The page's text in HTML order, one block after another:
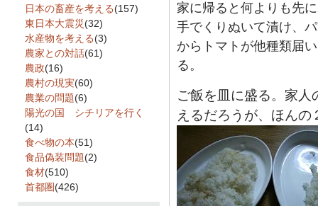
家に帰ると何よりも先
手でくりぬいて漬け、
からトマトが他種類届
る。
ご飯を皿に盛る。家
えるだろうが、ほんの
日本の畜産を考える(157)
東日本大震災(32)
水産物を考える(3)
農家との対話(61)
農政(16)
農村の現実(60)
農業の問題(6)
陽光の国 シチリアを行く
(14)
食べ物の本(51)
食品偽装問題(2)
食材(510)
首都圏(426)